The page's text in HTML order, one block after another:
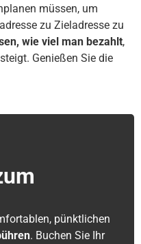
müssen, um
zu Zieladresse zu
wie viel man bezahlt,
Genießen Sie die
pünktlichen
. Buchen Sie Ihr